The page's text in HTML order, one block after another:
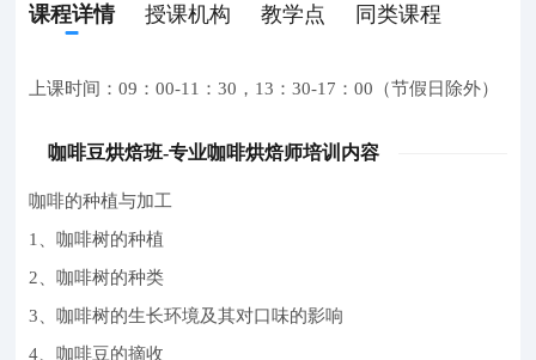
课程详情 授课机构 教学点 同类课程
上课时间：09：00-11：30，13：30-17：00（节假日除外）
咖啡豆烘焙班-专业咖啡烘焙师培训内容
咖啡的种植与加工
1、咖啡树的种植
2、咖啡树的种类
3、咖啡树的生长环境及其对口味的影响
4、咖啡豆的摘收